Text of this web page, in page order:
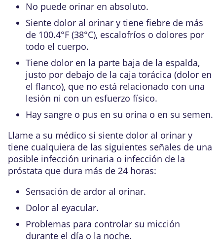
No puede orinar en absoluto.
Siente dolor al orinar y tiene fiebre de más
de 100.4°F (38°C), escalofríos o dolores por
todo el cuerpo.
Tiene dolor en la parte baja de la espalda,
justo por debajo de la caja torácica (dolor en
el flanco), que no está relacionado con una
lesión ni con un esfuerzo físico.
Hay sangre o pus en su orina o en su semen.
Llame a su médico si siente dolor al orinar y
tiene cualquiera de las siguientes señales de una
posible infección urinaria o infección de la
próstata que dura más de 24 horas:
Sensación de ardor al orinar.
Dolor al eyacular.
Problemas para controlar su micción
durante el día o la noche.